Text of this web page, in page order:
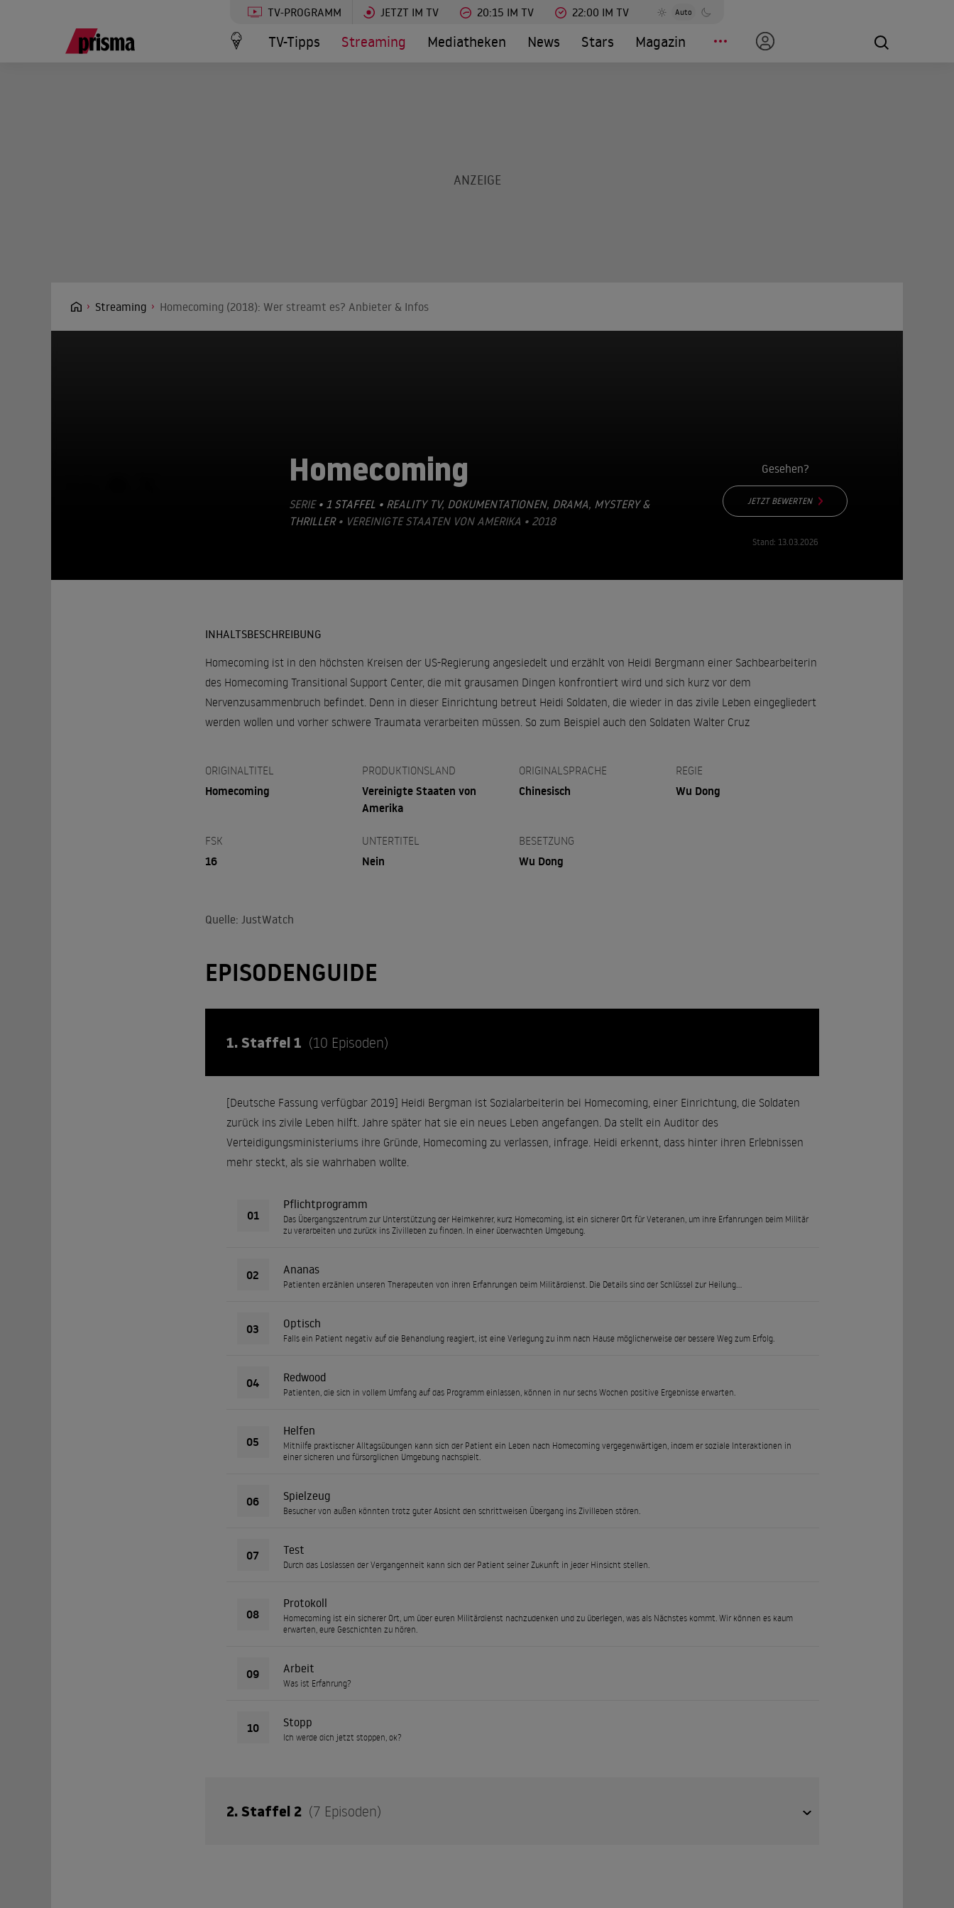
TV-PROGRAMM JETZT IM TV 20:15 IM TV 22:00 IM TV Auto
TV-Tipps Streaming Mediatheken News Stars Magazin
Streaming Homecoming (2018): Wer streamt es? Anbieter & Infos
Homecoming
SERIE • 1 STAFFEL • REALITY TV, DOKUMENTATIONEN, DRAMA, MYSTERY &
THRILLER• VEREINIGTE STAATEN VON AMERIKA • 2018
Gesehen?
JETZT BEWERTEN
Stand: 13.03.2026
INHALTSBESCHREIBUNG
Homecoming ist in den höchsten Kreisen der US-Regierung angesiedelt und erzählt von Heidi Bergmann einer Sachbearbeiterin
des Homecoming Transitional Support Center, die mit grausamen Dingen konfrontiert wird und sich kurz vor dem
Nervenzusammenbruch befindet. Denn in dieser Einrichtung betreut Heidi Soldaten, die wieder in das zivile Leben eingegliedert
werden wollen und vorher schwere Traumata verarbeiten müssen. So zum Beispiel auch den Soldaten Walter Cruz
ORIGINALTITEL
Homecoming
PRODUKTIONSLAND
Vereinigte Staaten von
Amerika
ORIGINALSPRACHE
Chinesisch
REGIE
Wu Dong
FSK
16
UNTERTITEL
Nein
BESETZUNG
Wu Dong
Quelle: JustWatch
EPISODENGUIDE
1. Staffel 1 (10 Episoden)
[Deutsche Fassung verfügbar 2019] Heidi Bergman ist Sozialarbeiterin bei Homecoming, einer Einrichtung, die Soldaten
zurück ins zivile Leben hilft. Jahre später hat sie ein neues Leben angefangen. Da stellt ein Auditor des
Verteidigungsministeriums ihre Gründe, Homecoming zu verlassen, infrage. Heidi erkennt, dass hinter ihren Erlebnissen
mehr steckt, als sie wahrhaben wollte.
01
Pflichtprogramm
Das Übergangszentrum zur Unterstützung der Heimkehrer, kurz Homecoming, ist ein sicherer Ort für Veteranen, um ihre Erfahrungen beim Militär
zu verarbeiten und zurück ins Zivilleben zu finden. In einer überwachten Umgebung.
02 Ananas
Patienten erzählen unseren Therapeuten von ihren Erfahrungen beim Militärdienst. Die Details sind der Schlüssel zur Heilung...
03 Optisch
Falls ein Patient negativ auf die Behandlung reagiert, ist eine Verlegung zu ihm nach Hause möglicherweise der bessere Weg zum Erfolg.
04 Redwood
Patienten, die sich in vollem Umfang auf das Programm einlassen, können in nur sechs Wochen positive Ergebnisse erwarten.
05
Helfen
Mithilfe praktischer Alltagsübungen kann sich der Patient ein Leben nach Homecoming vergegenwärtigen, indem er soziale Interaktionen in
einer sicheren und fürsorglichen Umgebung nachspielt.
06 Spielzeug
Besucher von außen könnten trotz guter Absicht den schrittweisen Übergang ins Zivilleben stören.
07 Test
Durch das Loslassen der Vergangenheit kann sich der Patient seiner Zukunft in jeder Hinsicht stellen.
08
Protokoll
Homecoming ist ein sicherer Ort, um über euren Militärdienst nachzudenken und zu überlegen, was als Nächstes kommt. Wir können es kaum
erwarten, eure Geschichten zu hören.
09 Arbeit
Was ist Erfahrung?
10 Stopp
Ich werde dich jetzt stoppen, ok?
2. Staffel 2 (7 Episoden)